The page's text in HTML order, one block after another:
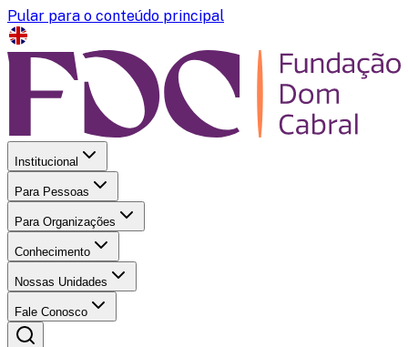
Pular para o conteúdo principal
Institucional
Para Pessoas
Para Organizações
Conhecimento
Nossas Unidades
Fale Conosco